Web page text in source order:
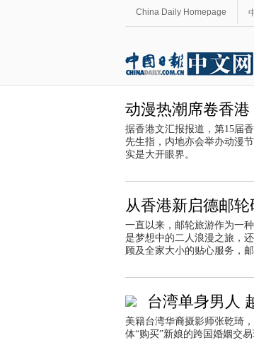
China Daily Homepage
动漫热潮席卷香
据香港文汇报报道，第15届
先生指，内地亦会举办动漫
实是大开眼界。
从香港新启德邮
一直以来，邮轮旅游作为一
是梦想中的二人浪漫之旅，
顾及全家大小的贴心服务，
台湾单身男人
美籍台湾华裔摄影师张乾琦
体“购买”新娘的跨国婚姻交易